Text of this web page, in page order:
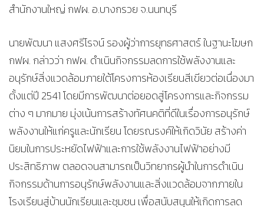
สำนักงานใหญ่ กฟผ. อ.บางกรวย จ.นนทบุรี
นายพัฒนา แสงศรีโรจน์ รองผู้ว่าการยุทธศาสตร์ ในฐานะโฆษก
กฟผ. กล่าวว่า กฟผ. ดำเนินกิจกรรมลดการใช้พลังงานและ
อนุรักษ์สิ่งแวดล้อมภายใต้โครงการห้องเรียนสีเขียวต่อเนื่องมา
ตั้งแต่ปี 2541 โดยมีการพัฒนาต่อยอดสู่โครงการและกิจกรรม
ต่าง ๆ มากมาย มุ่งเน้นการสร้างทัศนคติที่ดีในเรื่องการอนุรักษ์
พลังงานให้แก่ครูและนักเรียน โดยรณรงค์ให้เกิดวินัย สร้างค่า
นิยมในการประหยัดไฟฟ้าและการใช้พลังงานไฟฟ้าอย่างมี
ประสิทธิภาพ ตลอดจนสามารถเป็นวิทยากรผู้นำในการดำเนิน
กิจกรรมด้านการอนุรักษ์พลังงานและสิ่งแวดล้อมจากภายใน
โรงเรียนสู่บ้านนักเรียนและชุมชน เพื่อสนับสนุนให้เกิดการลด